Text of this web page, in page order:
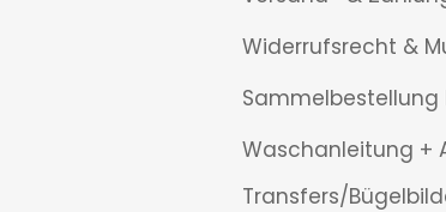
Widerrufsrecht &
Sammelbestellung
Waschanleitung +
Transfers/